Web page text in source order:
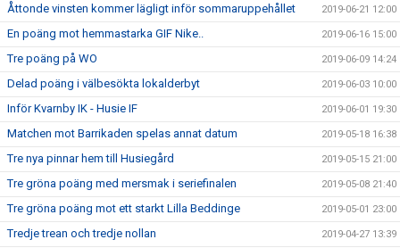
Åttonde vinsten kommer lägligt inför sommaruppehållet 2019-06-21 12:00
En poäng mot hemmastarka GIF Nike.. 2019-06-16 15:00
Tre poäng på WO 2019-06-09 14:24
Delad poäng i välbesökta lokalderbyt 2019-06-03 10:00
Inför Kvarnby IK - Husie IF 2019-06-01 19:30
Matchen mot Barrikaden spelas annat datum 2019-05-18 16:38
Tre nya pinnar hem till Husiegård 2019-05-15 21:00
Tre gröna poäng med mersmak i seriefinalen 2019-05-08 21:40
Tre gröna poäng mot ett starkt Lilla Beddinge 2019-05-01 23:00
Tredje trean och tredje nollan 2019-04-27 13:39